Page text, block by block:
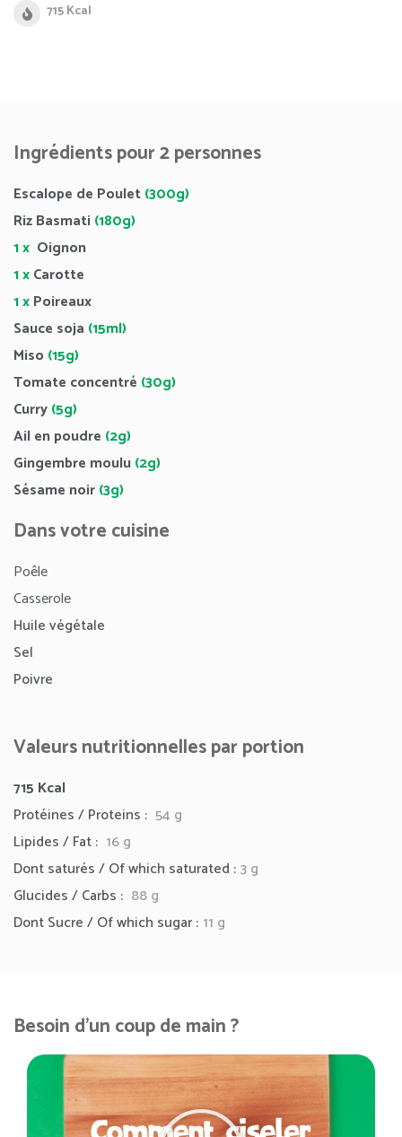
715 Kcal
Ingrédients pour 2 personnes
Escalope de Poulet(300g)
Riz Basmati(180g)
1 x Oignon
1 xCarotte
1 xPoireaux
Sauce soja (15ml)
Miso (15g)
Tomate concentré (30g)
Curry(5g)
Ail en poudre (2g)
Gingembre moulu(2g)
Sésame noir(3g)
Dans votre cuisine
Poêle
Casserole
Huile végétale
Sel
Poivre
Valeurs nutritionnelles par portion
715 Kcal
Protéines / Proteins : 54 g
Lipides / Fat : 16 g
Dont saturés / Of which saturated :3 g
Glucides / Carbs : 88 g
Dont Sucre / Of which sugar : 11 g
Besoin d'un coup de main ?